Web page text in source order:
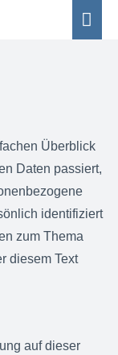
Überblick
Daten passiert,
identifiziert
zum Thema
diesem Text
auf dieser